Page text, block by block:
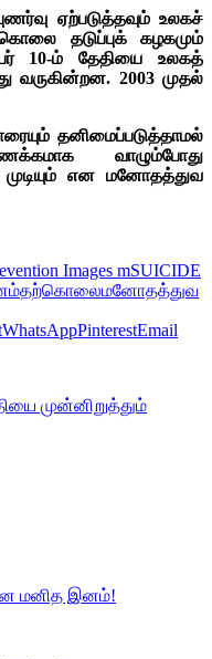
ஏற்படுத்தவும் உலகச்
தடுப்புக் கழகமும்
10-ம் தேதியை உலகத்
வருகின்றன. 2003 முதல்
தனிமைப்படுத்தாமல்
வாழும்போது
என மனோதத்துவ
Images mSUICIDE
தற்கொலைமனோதத்துவ
WhatsAppPinterestEmail
முன்னிறுத்தும்
மனித இனம்!